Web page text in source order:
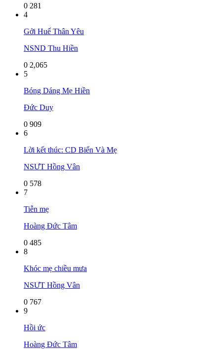
0 281
4
Gởi Huế Thân Yêu
NSND Thu Hiền
0 2,065
5
Bóng Dáng Mẹ Hiền
Đức Duy
0 909
6
Lời kết thúc: CD Biển Và Mẹ
NSƯT Hồng Vân
0 578
7
Tiễn mẹ
Hoàng Đức Tâm
0 485
8
Khóc mẹ chiều mưa
NSƯT Hồng Vân
0 767
9
Hồi ức
Hoàng Đức Tâm